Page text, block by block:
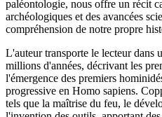
paléontologie, nous offre un récit
archéologiques et des avancées
compréhension de notre propre
L'auteur transporte le lecteur dans
millions d'années, décrivant les
l'émergence des premiers
progressive en Homo sapiens.
tels que la maîtrise du feu, le